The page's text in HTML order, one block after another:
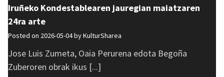
Iruñeko Kondestablearen jauregian maiatzaren
24ra arte
Posted on 2026-05-04 byKulturSharea
Jose Luis Zumeta, Oaia Perurena edota Begoña
Zuberoren obrak ikus [...]